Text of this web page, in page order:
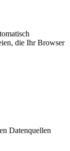
die Ihr Browser
Datenquellen